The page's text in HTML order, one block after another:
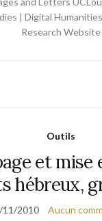
| Digital
Research Website
Outils
et mise
hébreux,
11/2010 Aucun